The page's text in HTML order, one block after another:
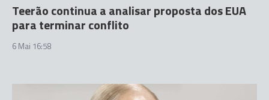
Teerão continua a analisar proposta dos EUA
para terminar conflito
6 Mai 16:58